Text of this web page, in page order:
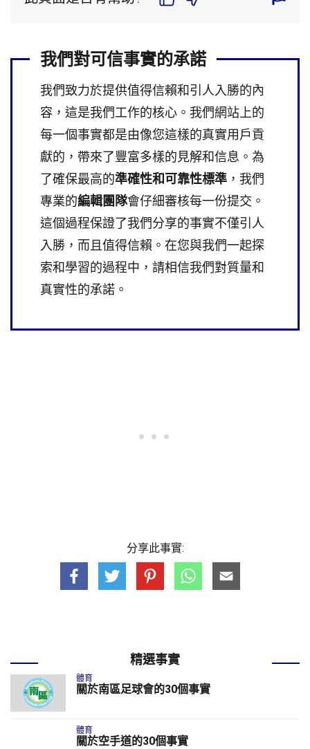
我們對可信事實的承諾
我們致力於提供值得信賴和引人入勝的內
容，這是我們工作的核心。我們網站上的
每一個事實都是由像您這樣的真實用戶貢
獻的，帶來了豐富多樣的見解和信息。為
了確保最高的準確性和可靠性標準 ，我們
專業的編輯團隊會仔細審核每一份提交。
這個過程保證了我們分享的事實不僅引人
入勝，而且值得信賴。在您與我們一起探
索和學習的過程中，請相信我們對質量和
真實性的承諾。
分享此事實:
精選事實
體育
關於南區足球會的30個事實
體育
關於空手道的30個事實